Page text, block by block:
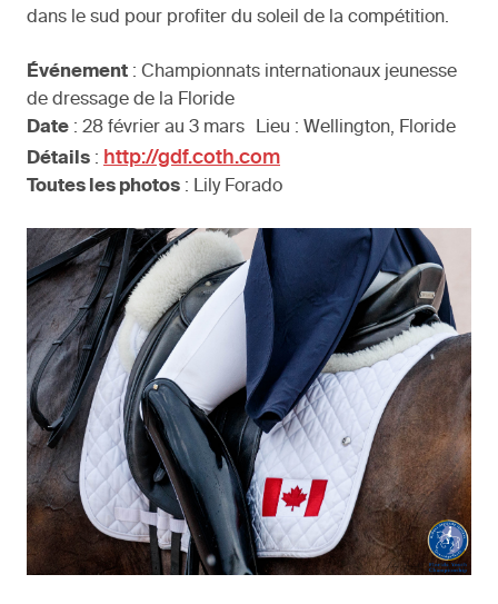
dans le sud pour profiter du soleil de la compétition.
Événement : Championnats internationaux jeunesse
de dressage de la Floride
Date : 28 février au 3 mars Lieu : Wellington, Floride
Détails : http://gdf.coth.com
Toutes les photos : Lily Forado